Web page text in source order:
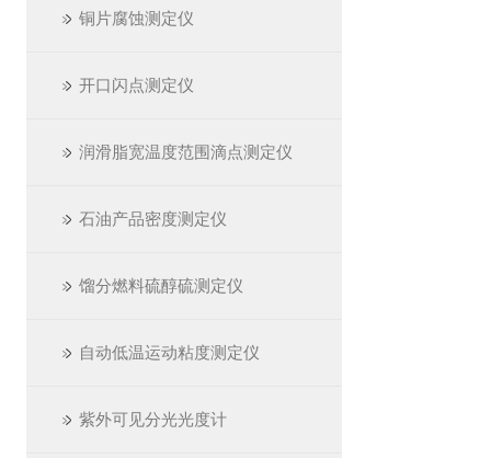
铜片腐蚀测定仪
开口闪点测定仪
润滑脂宽温度范围滴点测定仪
石油产品密度测定仪
馏分燃料硫醇硫测定仪
自动低温运动粘度测定仪
紫外可见分光光度计